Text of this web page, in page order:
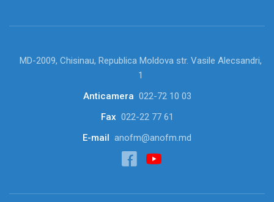
MD-2009, Chisinau, Republica Moldova str. Vasile Alecsandri,
1
Anticamera 022-72 10 03
Fax 022-22 77 61
E-mail anofm@anofm.md